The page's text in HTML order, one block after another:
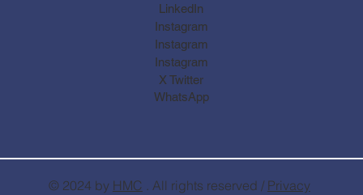
Instagram
LinkedIn
Instagram
Instagram
X Twitter
WhatsApp
© 2024 by HMC . All rights reserved / Privacy